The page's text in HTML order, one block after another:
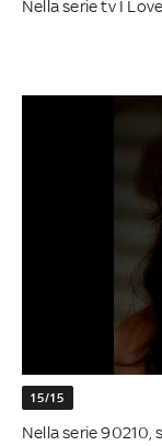
Nella serie tv I
15/15
Nella serie 90210,